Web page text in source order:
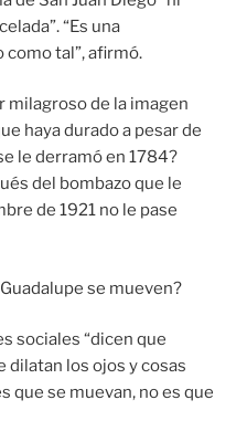
“Es una
tal”, afirmó.
milagroso de la imagen
haya durado a pesar de
le derramó en 1784?
del bombazo que le
de 1921 no le pase
se mueven?
sociales “dicen que
dilatan los ojos y cosas
que se muevan, no es que